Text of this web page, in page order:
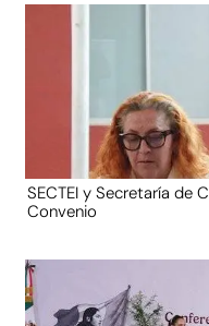
SECTEI y Secretaría de
Convenio